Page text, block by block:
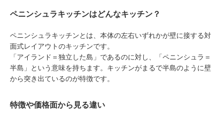
ペニンシュラキッチンはどんなキッチン？
ペニンシュラキッチンとは、本体の左右いずれかが壁に接する対
面式レイアウトのキッチンです。
「アイランド＝独立した島」であるのに対し、「ペニンシュラ＝
半島」という意味を持ちます。キッチンがまるで半島のように壁
から突き出ているのが特徴です。
特徴や価格面から見る違い